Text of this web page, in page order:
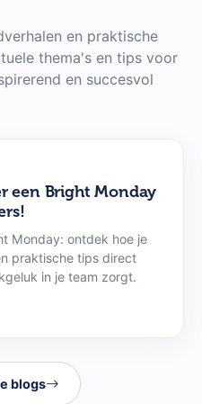
een vijfjarige tournee
onder de vlag van
is essentieel
als geen ander
maar ook
Smit zich in de frontlinie
. Met 14
psychologie en
gezien als een thought
gedrag. Zijn
erkend; hij adviseert
bij complexe
aan de
, zijn de inzichten in
en praktische
thema's en tips voor
en succesvol
een Bright Monday
Monday: ontdek hoe je
praktische tips direct
in je team zorgt.
blogs